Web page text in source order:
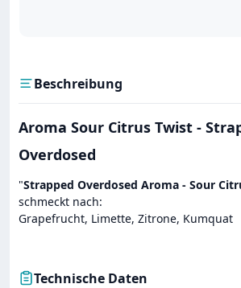
Beschreibung
Aroma Sour Citrus Twist -
Overdosed
"Strapped Overdosed Aroma - Sour
schmeckt nach:
Grapefrucht, Limette, Zitrone, Kumquat
Technische Daten